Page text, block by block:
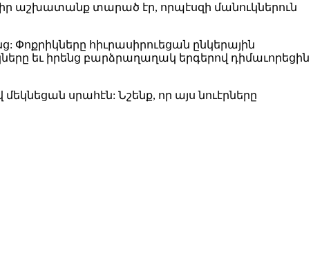
աշխատանք տարած էր, որպէսզի մանուկներուն
հիւրասիրուեցան ընկերային
եւ իրենց բարձրաղաղակ երգերով դիմաւորեցին
սրահէն: Նշենք, որ այս նուէրները